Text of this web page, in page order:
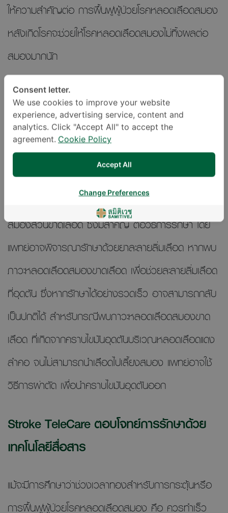
ให้ความสำคัญต่อ การฟื้นฟูผู้ป่วยโรคหลอดเลือดสมอง
หลังเกิดโรคจะช่วยให้โรคหลอดเลือดสมองไม่ทิ้งผลต่อ
สมองมากนัก
การวินิจฉัยและรักษาโรคหลอดเลือดสมอง
แพทย์เริ่มต้นการวินิจฉัยโรคด้วยการซักประวัติและตรวจ
ร่างกาย จากนั้นจึงส่งตรวจทางห้องปฏิบัติการ เช่น
เอกซเรย์คอมพิวเตอร์สมอง (CT scan brain) หรือ
ตรวจด้วยคลื่นแม่เหล็กไฟฟ้า (MRI brain) เพื่อดูภาวะ
สมองส่วนขาดเลือด ซึ่งมีสำคัญ ต่อวิธีการรักษา โดย
แพทย์อาจพิจารณารักษาด้วยยาละลายลิ่มเลือด หากพบ
ภาวะหลอดเลือดสมองขาดเลือด เพื่อช่วยละลายลิ่มเลือด
ที่อุดตัน ซึ่งหากรักษาได้อย่างรวดเร็ว อาจสามารถกลับ
เป็นปกติได้ สำหรับกรณีพบภาวะหลอดเลือดสมองขาด
เลือด ที่เกิดจากคราบไขมันอุดตันบริเวณหลอดเลือดแดง
ลำคอ จนไม่สามารถนำเลือดไปเลี้ยงสมอง แพทย์อาจใช้
วิธีการผ่าตัด เพื่อนำคราบไขมันอุดตันออก
Stroke TeleCare ตอบโจทย์การรักษาด้วย
เทคโนโลยีสื่อสาร
แม้จะมีการศึกษาว่าช่วงเวลาทองสำหรับการกระตุ้นหรือ
การฟื้นฟูผู้ป่วยโรคหลอดเลือดสมอง คือ ควรทำเร็ว
Consent letter.
We use cookies to improve your website
experience, advertising service, content and
analytics. Click "Accept All" to accept the
agreement. Cookie Policy
Accept All
Change Preferences